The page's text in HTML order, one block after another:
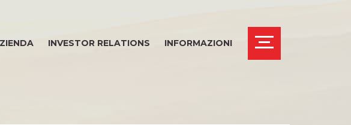
INVESTOR RELATIONS INFORMAZIONI